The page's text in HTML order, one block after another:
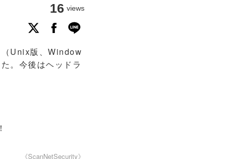
16 views
Unix版、Window
。今後はヘッドラ
《ScanNetSecurity》